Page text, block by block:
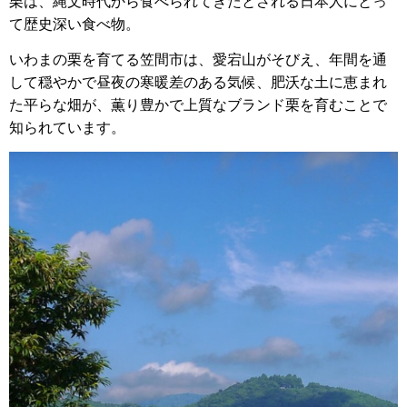
て歴史深い食べ物。
いわまの栗を育てる笠間市は、愛宕山がそびえ、年間を通
して穏やかで昼夜の寒暖差のある気候、肥沃な土に恵まれ
た平らな畑が、薫り豊かで上質なブランド栗を育むことで
知られています。